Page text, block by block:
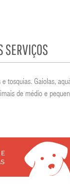
SERVIÇOS
e tosquias. Gaiolas,
de médio e